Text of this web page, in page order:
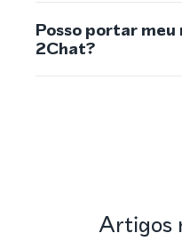
Posso portar
2Chat?
Artigos